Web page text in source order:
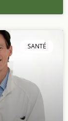
SANTÉ